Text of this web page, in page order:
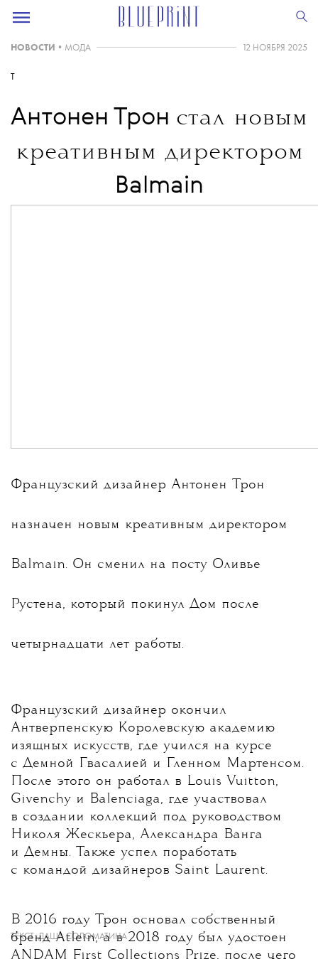
НОВОСТИ • МОДА 12 НОЯБРЯ 2025
T
Антонен Трон стал новым
креативным директором
Balmain
Французский дизайнер Антонен Трон
назначен новым креативным директором
Balmain. Он сменил на посту Оливье
Рустена, который покинул Дом после
четырнадцати лет работы.
Французский дизайнер окончил
Антверпенскую Королевскую академию
изящных искусств, где учился на курсе
с Демной Гвасалией и Гленном Мартенсом.
После этого он работал в Louis Vuitton,
Givenchy и Balenciaga, где участвовал
в создании коллекций под руководством
Николя Жескьера, Александра Ванга
и Демны. Также успел поработать
с командой дизайнеров Saint Laurent.
В 2016 году Трон основал собственный
бренд Atlein, а в 2018 году был удостоен
ANDAM First Collections Prize, после чего
ТЕКСТ:ДАША СОЛОМАТИНА